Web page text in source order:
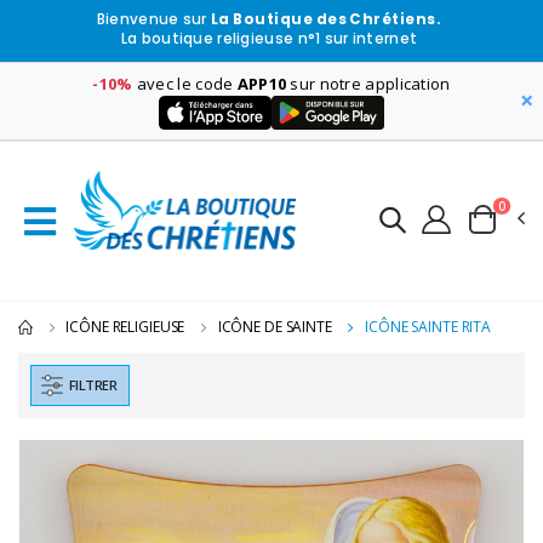
Bienvenue sur La Boutique des Chrétiens.
La boutique religieuse n°1 sur internet
-10% avec le code APP10 sur notre application
×
0
ICÔNE RELIGIEUSE ICÔNE DE SAINTE ICÔNE SAINTE RITA
FILTRER